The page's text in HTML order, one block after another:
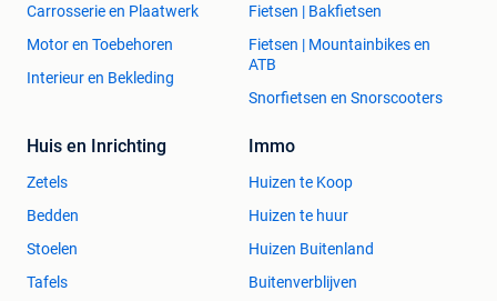
Carrosserie en Plaatwerk
Motor en Toebehoren
Interieur en Bekleding
Fietsen | Bakfietsen
Fietsen | Mountainbikes en
ATB
Snorfietsen en Snorscooters
Huis en Inrichting
Zetels
Bedden
Stoelen
Tafels
Immo
Huizen te Koop
Huizen te huur
Huizen Buitenland
Buitenverblijven